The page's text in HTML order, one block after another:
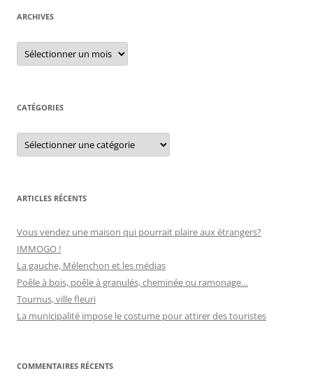
h
r
c
r
ARCHIVES
A
c
e
s
CATÉGORIES
C
t
r
i
ARTICLES RÉCENTS
Vous vendez une maison qui pourrait plaire aux étrangers?
IMMOGO !
La gauche, Mélenchon et les médias
Poêle à bois, poêle à granulés, cheminée ou ramonage…
Tournus, ville fleuri
La municipalité impose le costume pour attirer des touristes
COMMENTAIRES RÉCENTS